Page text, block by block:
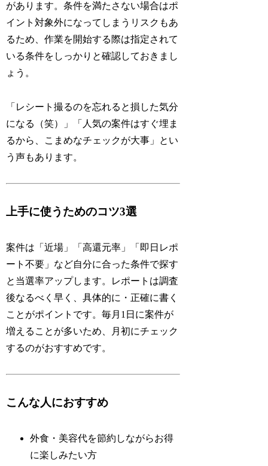
があります。条件を満たさない場合はポ
イント対象外になってしまうリスクもあ
るため、作業を開始する際は指定されて
いる条件をしっかりと確認しておきまし
ょう。
「レシート撮るのを忘れると損した気分
になる（笑）」「人気の案件はすぐ埋ま
るから、こまめなチェックが大事」とい
う声もあります。
上手に使うためのコツ3選
案件は「近場」「高還元率」「即日レポ
ート不要」など自分に合った条件で探す
と当選率アップします。レポートは調査
後なるべく早く、具体的に・正確に書く
ことがポイントです。毎月1日に案件が
増えることが多いため、月初にチェック
するのがおすすめです。
こんな人におすすめ
外食・美容代を節約しながらお得
に楽しみたい方